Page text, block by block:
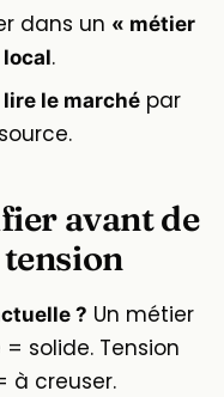
dans un « métier
.
lire le marché par
avant de
? Un métier
solide. Tension
à creuser.